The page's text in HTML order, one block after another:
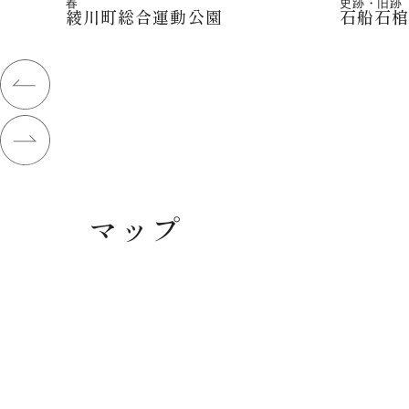
綾川町総合運動公園 石船石棺
マップ